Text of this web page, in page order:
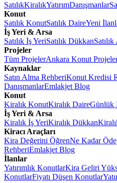
SatılıkKiralıkYatırımDanışmanlar
Konut
Satılık KonutSatılık DaireYeni
İş Yeri & Arsa
Satılık İş YeriSatılık DükkanSatılık
Projeler
Tüm ProjelerAnkara Konut
Kaynaklar
Satın Alma RehberiKonut Kredisi
DanışmanlarEmlakjet Blog
Konut
Kiralık KonutKiralık DaireGünlük
İş Yeri & Arsa
Kiralık İş YeriKiralık Dükkan
Kiracı Araçları
Kira Değerini ÖğrenNe Kadar
RehberiEmlakjet Blog
İlanlar
Yatırımlık KonutlarKira Geliri
KonutlarFiyatı Düşen Konutlar